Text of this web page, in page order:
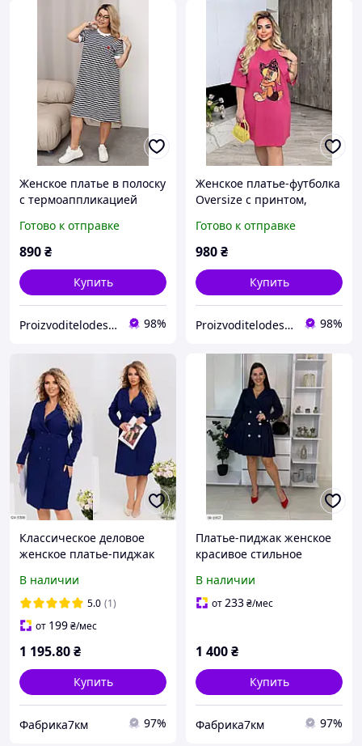
Женское платье в полоску
с термоаппликацией
большие размеры 50-62,
модель 186
Готово к отправке
890₴
Купить
ProizvoditelodesaUA 98%
Женское платье-футболка
Oversize с принтом,
платье из турецкого
кулира, большие
Готово к отправке
980₴
Купить
ProizvoditelodesaUA 98%
Классическое деловое
женское платье-пиджак
приталенное больших
размеров 48-58 арт 344
В наличии
5.0 (1)
от 199₴/мес
1 195.80₴
Купить
Фабрика7км 97%
Платье-пиджак женское
красивое стильное
пуговицах больших
размеров 48-62
В наличии
от233₴/мес
1 400₴
Купить
Фабрика7км 97%